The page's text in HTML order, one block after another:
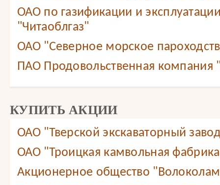
ОАО по газификации и эксплуатации
"Читаоблгаз"
ОАО "Северное морское
ПАО Продовольственная
КУПИТЬ АКЦИИ
ОАО "Тверской экскаваторный
ОАО "Троицкая камвольная
Акционерное общество